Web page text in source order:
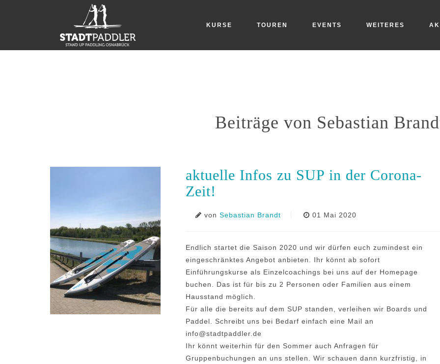
KURSE TOUREN EVENTS WEITERES
Beiträge von Sebastian
aktuelle Infos zu SUP in der Corona-
Zeit!
von Sebastian Brandt 01 Mai 2020
Endlich startet die Saison 2020 und wir dürfen euch zumindest ein
eingeschränktes Angebot anbieten. Ihr könnt ab sofort
Einführungskurse als Einzelcoachings bei uns auf der Homepage
buchen. Das ist für bis zu 2 Personen oder Familien aus einem
Hausstand möglich.
Für alle die bereits auf dem SUP standen, verleihen wir Boards und
Paddel. Schreibt uns bei Bedarf einfach eine Mail an
info@stadtpaddler.de
Ihr könnt weiterhin für den Sommer auch Anfragen für
Gruppenbuchungen an uns stellen. Wir schauen dann kurzfristig, in